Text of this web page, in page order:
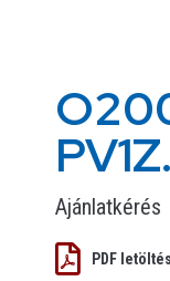
Ajánlatkérés
PDF